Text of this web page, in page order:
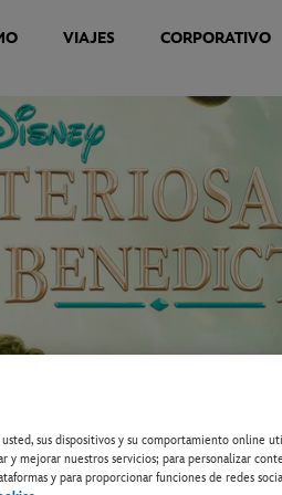
VIAJES CORPORATIVO
sus dispositivos y su comportamiento online
y mejorar nuestros servicios; para personalizar
y para proporcionar funciones de redes